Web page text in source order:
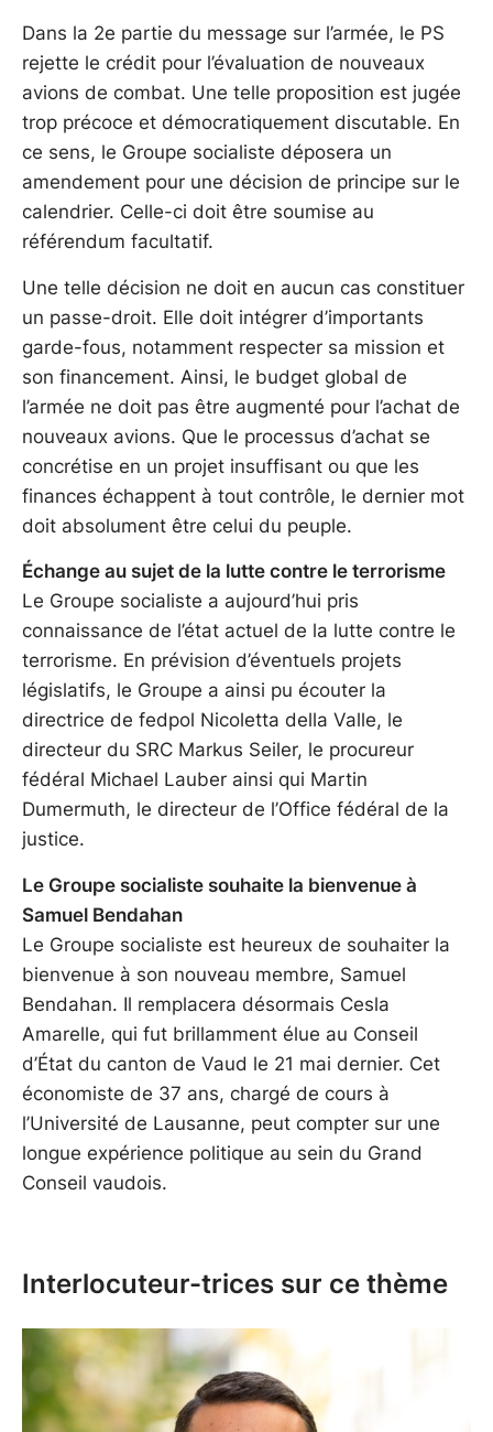
Dans la 2e partie du message sur l’armée, le PS
rejette le crédit pour l’évaluation de nouveaux
avions de combat. Une telle proposition est jugée
trop précoce et démocratiquement discutable. En
ce sens, le Groupe socialiste déposera un
amendement pour une décision de principe sur le
calendrier. Celle-ci doit être soumise au
référendum facultatif.
Une telle décision ne doit en aucun cas constituer
un passe-droit. Elle doit intégrer d’importants
garde-fous, notamment respecter sa mission et
son financement. Ainsi, le budget global de
l’armée ne doit pas être augmenté pour l’achat de
nouveaux avions. Que le processus d’achat se
concrétise en un projet insuffisant ou que les
finances échappent à tout contrôle, le dernier mot
doit absolument être celui du peuple.
Échange au sujet de la lutte contre le terrorisme
Le Groupe socialiste a aujourd’hui pris
connaissance de l’état actuel de la lutte contre le
terrorisme. En prévision d’éventuels projets
législatifs, le Groupe a ainsi pu écouter la
directrice de fedpol Nicoletta della Valle, le
directeur du SRC Markus Seiler, le procureur
fédéral Michael Lauber ainsi qui Martin
Dumermuth, le directeur de l’Office fédéral de la
justice.
Le Groupe socialiste souhaite la bienvenue à
Samuel Bendahan
Le Groupe socialiste est heureux de souhaiter la
bienvenue à son nouveau membre, Samuel
Bendahan. Il remplacera désormais Cesla
Amarelle, qui fut brillamment élue au Conseil
d’État du canton de Vaud le 21 mai dernier. Cet
économiste de 37 ans, chargé de cours à
l’Université de Lausanne, peut compter sur une
longue expérience politique au sein du Grand
Conseil vaudois.
Interlocuteur-trices sur ce thème